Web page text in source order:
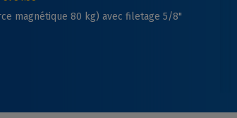
magnétique 80 kg) avec filetage 5/8"